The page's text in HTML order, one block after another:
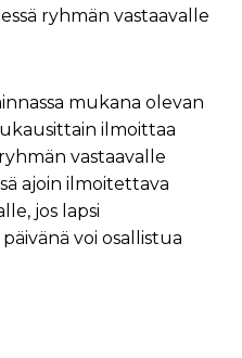
ryhmän vastaavalle
mukana olevan
ilmoittaa
vastaavalle
ajoin ilmoitettava
jos lapsi
voi osallistua